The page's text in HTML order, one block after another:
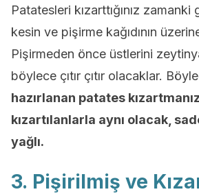
Patatesleri kızarttığınız
kesin ve pişirme kağıdının
Pişirmeden önce üstlerini
böylece çıtır çıtır olacaklar.
hazırlanan patates
kızartılanlarla aynı olacak,
yağlı.
3. Pişirilmiş ve